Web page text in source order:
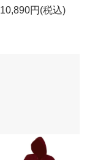
10,890円(税込)